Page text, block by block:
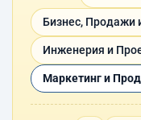
Бизнес, Продажи
Инженерия и
Маркетинг и